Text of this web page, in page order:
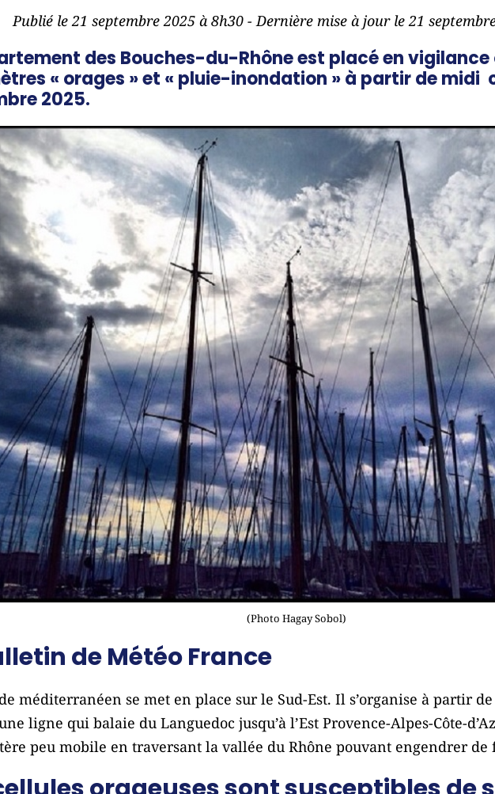
Publié le 21 septembre 2025 à 8h30 - Dernière mise à jour le 21
des Bouches-du-Rhône est placé en vigilance
« orages » et « pluie-inondation » à partir de midi
2025.
(Photo Hagay Sobol)
de Météo France
méditerranéen se met en place sur le Sud-Est. Il s’organise à partir
ligne qui balaie du Languedoc jusqu’à l’Est Provence-Alpes-Côte-
peu mobile en traversant la vallée du Rhône pouvant engendrer de